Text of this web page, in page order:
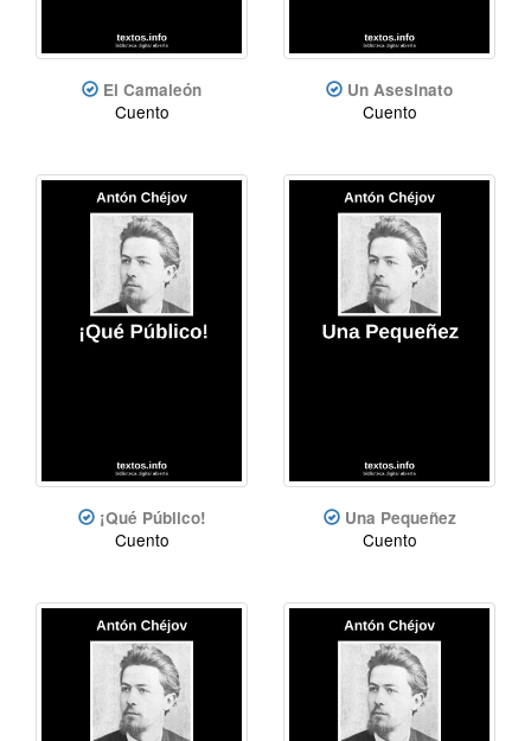
El Camaleón
Cuento
Un Asesinato
Cuento
¡Qué Público!
Cuento
Una Pequeñez
Cuento